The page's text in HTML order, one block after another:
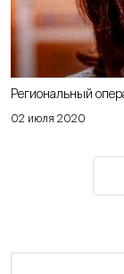
02 июля 2020
Региональный